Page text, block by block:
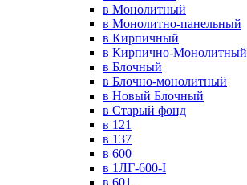
в Монолитный
в Монолитно-панельный
в Кирпичный
в Кирпично-Монолитный
в Блочный
в Блочно-монолитный
в Новый Блочный
в Старый фонд
в 121
в 137
в 600
в 1ЛГ-600-I
в 601